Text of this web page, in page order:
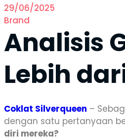
29/06/2025
Brand
Analisis
Lebih
Coklat Silverqueen –
dengan satu pertanyaan
diri mereka?